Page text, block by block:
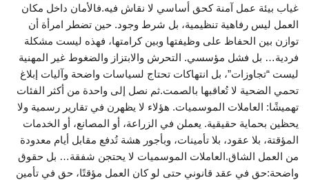
غياب بيئة عمل آمنة كحق أساسي لا نقاش فيه.فالأمان داخل مكان
العمل ليس رفاهية تنظيمية، بل شرط وجود. حين تضطر امرأة أن
توازن بين الحفاظ على وظيفتها وبين كرامتها، فهذه ليست مشكلة
فردية… بل فشل مؤسسي. التحرش والابتزاز والضغوط غير المهنية
ليست “تجاوزات”، بل انتهاكات تحتاج لسياسات واضحة وآليات إبلاغ
تحمي الضحية لا تُعاقبها بالصمت.ثم نصل إلى واحدة من أكثر الفئات
تهميشًا: العاملات الموسميات. هؤلاء لا يظهرن في تقارير رسمية ولا
يحظين بحماية حقيقية. يعملن في الزراعة، أو المصانع، أو الخدمات
المؤقتة، بلا عقود، بلا تأمينات، وبأجور هشة تُدفع مقابل أيام معدودة
من العمل الشاق.العاملات الموسميات لا يحتجن شفقة… بل حقوق
واضحة:حق في عقد قانوني حتى لو كان العمل مؤقتًا، حق في تأمين